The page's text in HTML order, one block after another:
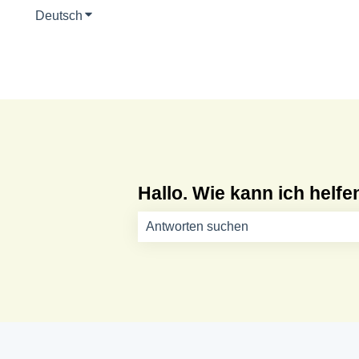
Deutsch Untermenü für Übersetzungen anzeigen
Hallo. Wie kann ich